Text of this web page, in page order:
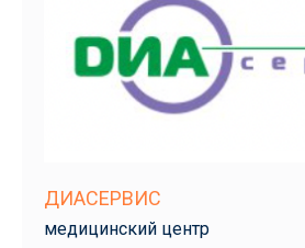
ДИАСЕРВИС
медицинский центр